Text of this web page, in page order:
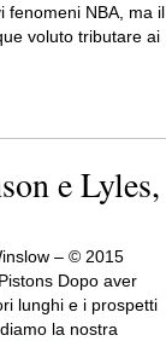
fenomeni NBA, ma il
voluto tributare ai
e Lyles,
– © 2015
Dopo aver
lunghi e i prospetti
la nostra